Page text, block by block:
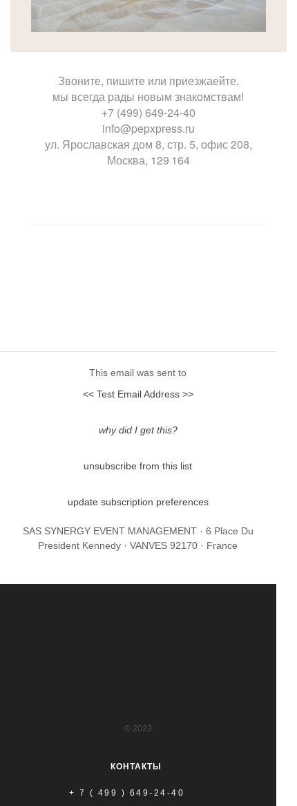
Звоните, пишите или приезжаейте,
мы всегда рады новым знакомствам!
+7 (499) 649-24-40
info@pepxpress.ru
ул. Ярославская дом 8, стр. 5, офис 208,
Москва, 129 164
This email was sent to
<< Test Email Address >>
why did I get this?
unsubscribe from this list
update subscription preferences
SAS SYNERGY EVENT MANAGEMENT · 6 Place Du
President Kennedy · VANVES 92170 · France
КОНТАКТЫ
+ 7 ( 499 ) 649-24-40
© 2023